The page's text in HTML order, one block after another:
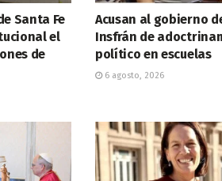
Santa Fe
el
de
Acusan al gobierno
Insfrán de
político en escuelas
6 agosto, 2026